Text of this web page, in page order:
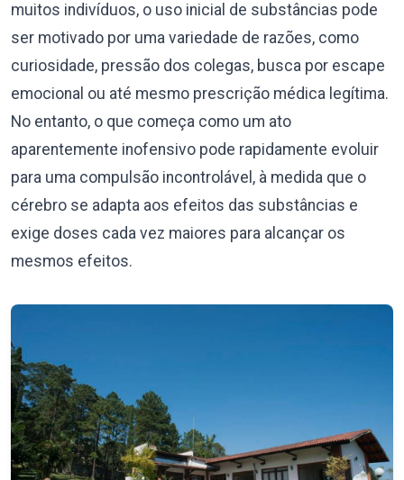
muitos indivíduos, o uso inicial de substâncias pode
ser motivado por uma variedade de razões, como
curiosidade, pressão dos colegas, busca por escape
emocional ou até mesmo prescrição médica legítima.
No entanto, o que começa como um ato
aparentemente inofensivo pode rapidamente evoluir
para uma compulsão incontrolável, à medida que o
cérebro se adapta aos efeitos das substâncias e
exige doses cada vez maiores para alcançar os
mesmos efeitos.